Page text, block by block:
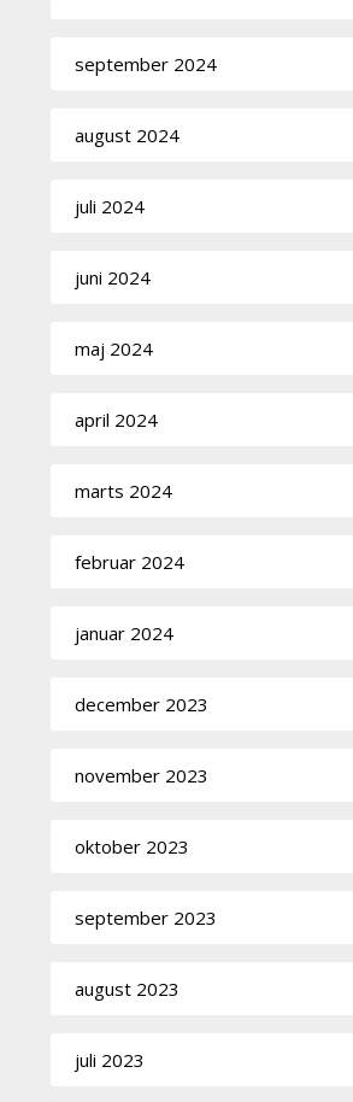
september 2024
august 2024
juli 2024
juni 2024
maj 2024
april 2024
marts 2024
februar 2024
januar 2024
december 2023
november 2023
oktober 2023
september 2023
august 2023
juli 2023